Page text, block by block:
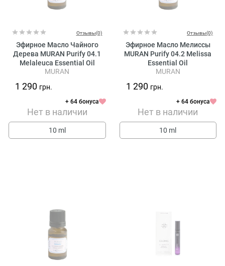
Отзывы(0)
Эфирное Масло Чайного
Дерева MURAN Purify 04.1
Melaleuca Essential Oil
MURAN
1 290 грн.
+ 64 бонуса
Нет в наличии
10 ml
Отзывы(0)
Эфирное Масло Мелиссы
MURAN Purify 04.2 Melissa
Essential Oil
MURAN
1 290 грн.
+ 64 бонуса
Нет в наличии
10 ml